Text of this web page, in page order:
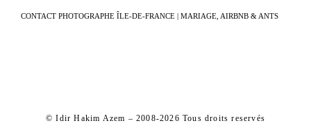
CONTACT PHOTOGRAPHE ÎLE-DE-FRANCE | MARIAGE, AIRBNB & ANTS
© Idir Hakim Azem – 2008-2026 Tous droits reservés